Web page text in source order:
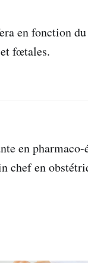
en fonction
fœtales.
en
chef en